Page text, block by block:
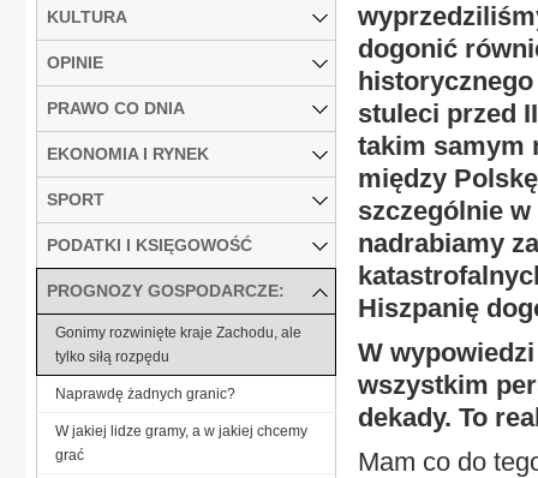
dogonić
stuleci przed
takim samym
między
szczególnie w
nadrabiamy
Hiszpanię
W
wszystkim
dekady. To
Mam co do
KULTURA
OPINIE
PRAWO CO DNIA
EKONOMIA I RYNEK
SPORT
PODATKI I KSIĘGOWOŚĆ
PROGNOZY GOSPODARCZE:
Gonimy rozwinięte kraje Zachodu, ale
tylko siłą rozpędu
Naprawdę żadnych granic?
W jakiej lidze gramy, a w jakiej chcemy
grać